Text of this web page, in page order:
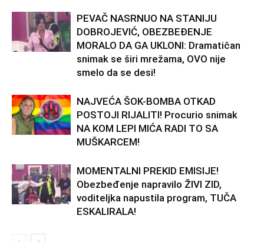
PEVAČ NASRNUO NA STANIJU
DOBROJEVIĆ, OBEZBEĐENJE
MORALO DA GA UKLONI: Dramatičan
snimak se širi mrežama, OVO nije
smelo da se desi!
NAJVEĆA ŠOK-BOMBA OTKAD
POSTOJI RIJALITI! Procurio snimak
NA KOM LEPI MIĆA RADI TO SA
MUŠKARCEM!
MOMENTALNI PREKID EMISIJE!
Obezbeđenje napravilo ŽIVI ZID,
voditeljka napustila program, TUČA
ESKALIRALA!